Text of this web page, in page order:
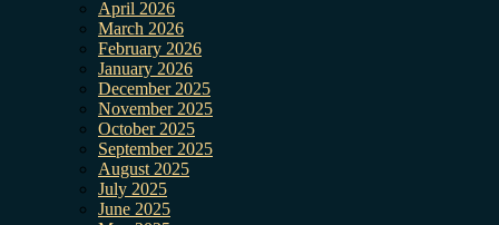
April 2026
March 2026
February 2026
January 2026
December 2025
November 2025
October 2025
September 2025
August 2025
July 2025
June 2025